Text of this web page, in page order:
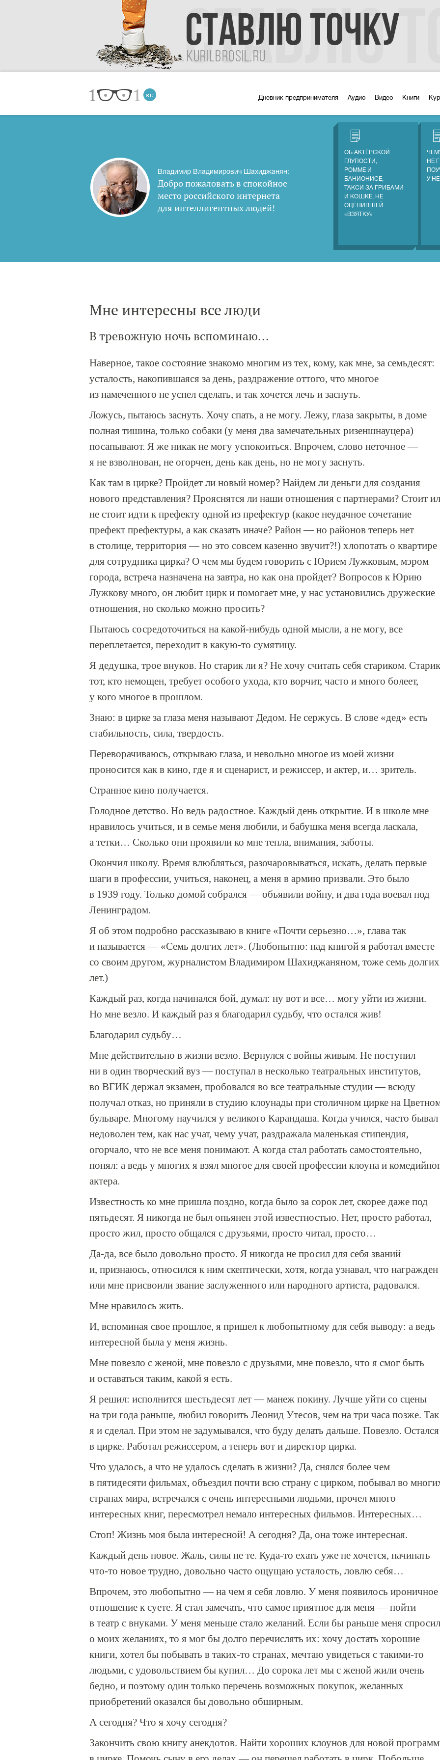
Дневник предпринимателя Аудио Видео Книги
Владимир Владимирович Шахиджанян:
Добро пожаловать в спокойное
место российского интернета
для интеллигентных людей!
ОБ АКТЁРСКОЙ
ГЛУПОСТИ,
РОММЕ И
БАНИОНИСЕ,
ТАКСИ ЗА ГРИБАМИ
И КОШКЕ, НЕ
ОЦЕНИВШЕЙ
«ВЗЯТКУ»
НЕ
У
Мне интересны все люди
В тревожную ночь вспоминаю...
Наверное, такое состояние знакомо многим из тех, кому, как мне, за семьдесят:
усталость, накопившаяся за день, раздражение оттого, что многое
из намеченного не успел сделать, и так хочется лечь и заснуть.
Ложусь, пытаюсь заснуть. Хочу спать, а не могу. Лежу, глаза закрыты, в доме
полная тишина, только собаки (у меня два замечательных ризеншнауцера)
посапывают. Я же никак не могу успокоиться. Впрочем, слово неточное —
я не взволнован, не огорчен, день как день, но не могу заснуть.
Как там в цирке? Пройдет ли новый номер? Найдем ли деньги для создания
нового представления? Прояснятся ли наши отношения с партнерами? Стоит
не стоит идти к префекту одной из префектур (какое неудачное сочетание
префект префектуры, а как сказать иначе? Район — но районов теперь нет
в столице, территория — но это совсем казенно звучит?!) хлопотать о квартире
для сотрудника цирка? О чем мы будем говорить с Юрием Лужковым, мэром
города, встреча назначена на завтра, но как она пройдет? Вопросов к Юрию
Лужкову много, он любит цирк и помогает мне, у нас установились дружеские
отношения, но сколько можно просить?
Пытаюсь сосредоточиться на какой-нибудь одной мысли, а не могу, все
переплетается, переходит в какую-то сумятицу.
Я дедушка, трое внуков. Но старик ли я? Не хочу считать себя стариком. Старик
тот, кто немощен, требует особого ухода, кто ворчит, часто и много болеет,
у кого многое в прошлом.
Знаю: в цирке за глаза меня называют Дедом. Не сержусь. В слове «дед» есть
стабильность, сила, твердость.
Переворачиваюсь, открываю глаза, и невольно многое из моей жизни
проносится как в кино, где я и сценарист, и режиссер, и актер, и… зритель.
Странное кино получается.
Голодное детство. Но ведь радостное. Каждый день открытие. И в школе мне
нравилось учиться, и в семье меня любили, и бабушка меня всегда ласкала,
а тетки… Сколько они проявили ко мне тепла, внимания, заботы.
Окончил школу. Время влюбляться, разочаровываться, искать, делать первые
шаги в профессии, учиться, наконец, а меня в армию призвали. Это было
в 1939 году. Только домой собрался — объявили войну, и два года воевал под
Ленинградом.
Я об этом подробно рассказываю в книге «Почти серьезно…», глава так
и называется — «Семь долгих лет». (Любопытно: над книгой я работал вместе
со своим другом, журналистом Владимиром Шахиджаняном, тоже семь долгих
лет.)
Каждый раз, когда начинался бой, думал: ну вот и все… могу уйти из жизни.
Но мне везло. И каждый раз я благодарил судьбу, что остался жив!
Благодарил судьбу…
Мне действительно в жизни везло. Вернулся с войны живым. Не поступил
ни в один творческий вуз — поступал в несколько театральных институтов,
во ВГИК держал экзамен, пробовался во все театральные студии — всюду
получал отказ, но приняли в студию клоунады при столичном цирке на
бульваре. Многому научился у великого Карандаша. Когда учился, часто бывал
недоволен тем, как нас учат, чему учат, раздражала маленькая стипендия,
огорчало, что не все меня понимают. А когда стал работать самостоятельно,
понял: а ведь у многих я взял многое для своей профессии клоуна и
актера.
Известность ко мне пришла поздно, когда было за сорок лет, скорее даже под
пятьдесят. Я никогда не был опьянен этой известностью. Нет, просто работал,
просто жил, просто общался с друзьями, просто читал, просто…
Да-да, все было довольно просто. Я никогда не просил для себя званий
и, признаюсь, относился к ним скептически, хотя, когда узнавал, что награжден
или мне присвоили звание заслуженного или народного артиста, радовался.
Мне нравилось жить.
И, вспоминая свое прошлое, я пришел к любопытному для себя выводу: а ведь
интересной была у меня жизнь.
Мне повезло с женой, мне повезло с друзьями, мне повезло, что я смог быть
и оставаться таким, какой я есть.
Я решил: исполнится шестьдесят лет — манеж покину. Лучше уйти со сцены
на три года раньше, любил говорить Леонид Утесов, чем на три часа позже. Так
я и сделал. При этом не задумывался, что буду делать дальше. Повезло. Остался
в цирке. Работал режиссером, а теперь вот и директор цирка.
Что удалось, а что не удалось сделать в жизни? Да, снялся более чем
в пятидесяти фильмах, объездил почти всю страну с цирком, побывал во
странах мира, встречался с очень интересными людьми, прочел много
интересных книг, пересмотрел немало интересных фильмов. Интересных…
Стоп! Жизнь моя была интересной! А сегодня? Да, она тоже интересная.
Каждый день новое. Жаль, силы не те. Куда-то ехать уже не хочется, начинать
что-то новое трудно, довольно часто ощущаю усталость, ловлю себя…
Впрочем, это любопытно — на чем я себя ловлю. У меня появилось ироничное
отношение к суете. Я стал замечать, что самое приятное для меня — пойти
в театр с внуками. У меня меньше стало желаний. Если бы раньше меня
о моих желаниях, то я мог бы долго перечислять их: хочу достать хорошие
книги, хотел бы побывать в таких-то странах, мечтаю увидеться с такими-то
людьми, с удовольствием бы купил… До сорока лет мы с женой жили очень
бедно, и поэтому один только перечень возможных покупок, желанных
приобретений оказался бы довольно обширным.
А сегодня? Что я хочу сегодня?
Закончить свою книгу анекдотов. Найти хороших клоунов для новой